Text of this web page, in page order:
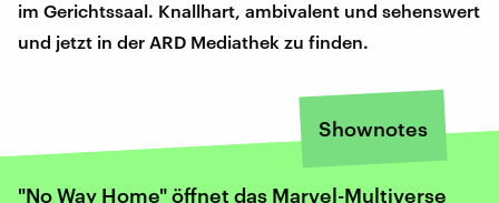
im Gerichtssaal. Knallhart, ambivalent und sehenswert
und jetzt in der ARD Mediathek zu finden.
Shownotes
"No Way Home" öffnet das Marvel-Multiverse